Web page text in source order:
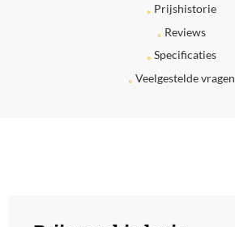
Prijshistorie
Reviews
Specificaties
Veelgestelde vragen